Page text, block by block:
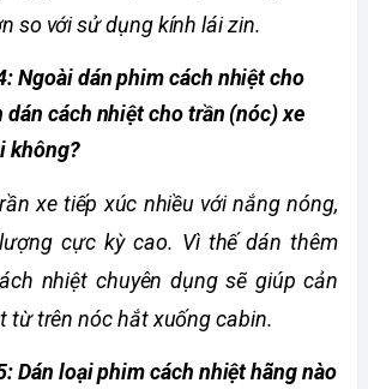
so với sử dụng kính lái zin.
Ngoài dán phim cách nhiệt cho
dán cách nhiệt cho trần (nóc) xe
không?
xe tiếp xúc nhiều với nắng nóng,
cực kỳ cao. Vì thế dán thêm
nhiệt chuyên dụng sẽ giúp cản
từ trên nóc hắt xuống cabin.
Dán loại phim cách nhiệt hãng nào